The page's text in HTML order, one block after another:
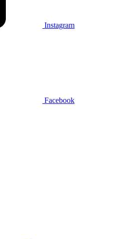
Instagram
Facebook